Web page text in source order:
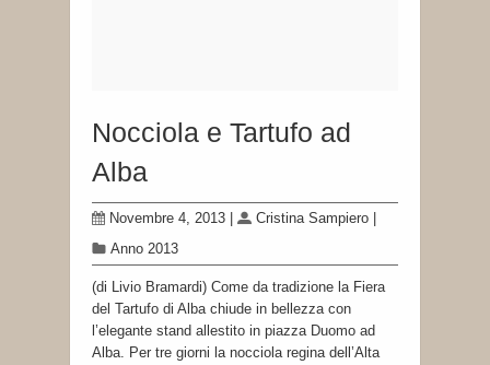
Nocciola e Tartufo ad
Alba
Novembre 4, 2013 Cristina Sampiero
Anno 2013
(di Livio Bramardi) Come da tradizione la Fiera
del Tartufo di Alba chiude in bellezza con
l’elegante stand allestito in piazza Duomo ad
Alba. Per tre giorni la nocciola regina dell’Alta